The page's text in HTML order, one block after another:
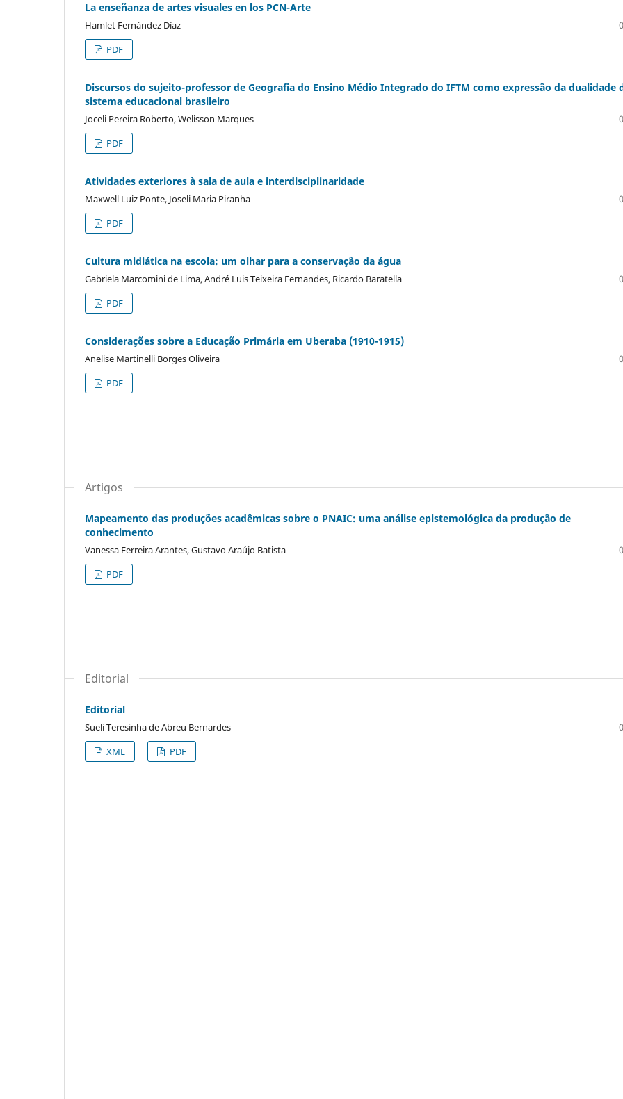
La enseñanza de artes visuales en los PCN-Arte
Hamlet Fernández Díaz
PDF
Discursos do sujeito-professor de Geografia do Ensino Médio Integrado do IFTM como expressão da dualidade
sistema educacional brasileiro
Joceli Pereira Roberto, Welisson Marques
PDF
Atividades exteriores à sala de aula e interdisciplinaridade
Maxwell Luiz Ponte, Joseli Maria Piranha
PDF
Cultura midiática na escola: um olhar para a conservação da água
Gabriela Marcomini de Lima, André Luis Teixeira Fernandes, Ricardo Baratella
PDF
Considerações sobre a Educação Primária em Uberaba (1910-1915)
Anelise Martinelli Borges Oliveira
PDF
Artigos
Mapeamento das produções acadêmicas sobre o PNAIC: uma análise epistemológica da produção de
conhecimento
Vanessa Ferreira Arantes, Gustavo Araújo Batista
PDF
Editorial
Editorial
Sueli Teresinha de Abreu Bernardes
XML
PDF